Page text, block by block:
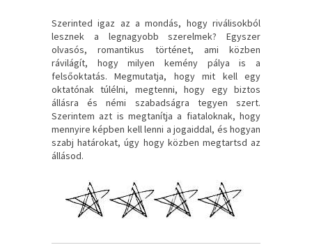
Szerinted igaz az a mondás, hogy riválisokból
lesznek a legnagyobb szerelmek? Egyszer
olvasós, romantikus történet, ami közben
rávilágít, hogy milyen kemény pálya is a
felsőoktatás. Megmutatja, hogy mit kell egy
oktatónak túlélni, megtenni, hogy egy biztos
állásra és némi szabadságra tegyen szert.
Szerintem azt is megtanítja a fiataloknak, hogy
mennyire képben kell lenni a jogaiddal, és hogyan
szabj határokat, úgy hogy közben megtartsd az
állásod.